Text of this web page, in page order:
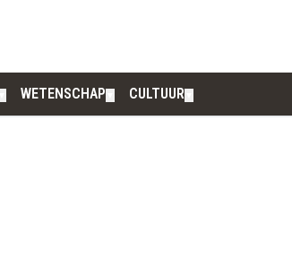
WETENSCHAP CULTUUR